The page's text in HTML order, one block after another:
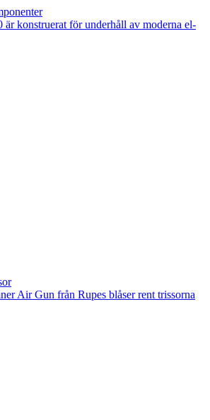
konstruerat för underhåll av moderna el-
Air Gun från Rupes blåser rent trissorna